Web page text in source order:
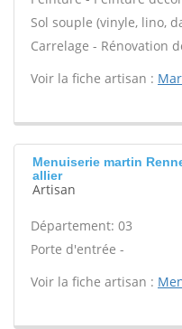
Sol souple (vinyle, lino,
Carrelage - Rénovation
Voir la fiche artisan :
Menuiserie martin
allier
Artisan
Département: 03
Porte d'entrée -
Voir la fiche artisan :